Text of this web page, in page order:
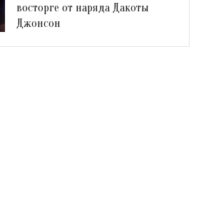
восторге от наряда Дакоты
Джонсон